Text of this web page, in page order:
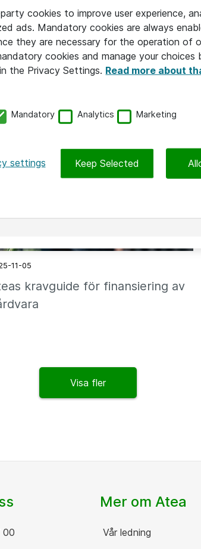
06-08
– när elever driver
it-utveckling
11-05
kravguide för finansiering av
Visa fler
00
Mer om Atea
Vår ledning
cookies to improve user experience,
ads. Mandatory cookies are always
they are necessary for the operation of
cookies and manage your choices
the Privacy Settings. Read more about
Mandatory Analytics Marketing
settings Keep Selected